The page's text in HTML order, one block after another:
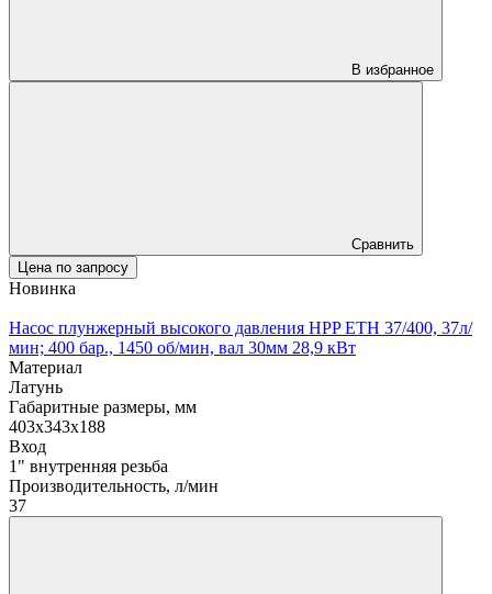
В избранное
Сравнить
Цена по запросу
Новинка
Насос плунжерный высокого давления HPP ETH 37/400, 37л/
мин; 400 бар., 1450 об/мин, вал 30мм 28,9 кВт
Материал
Латунь
Габаритные размеры, мм
403x343x188
Вход
1" внутренняя резьба
Производительность, л/мин
37